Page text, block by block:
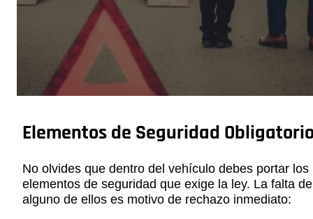
Elementos de Seguridad
No olvides que dentro del vehículo debes portar los
elementos de seguridad que exige la ley. La falta de
alguno de ellos es motivo de rechazo inmediato: